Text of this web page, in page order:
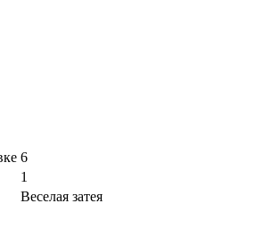
6
1
Веселая затея